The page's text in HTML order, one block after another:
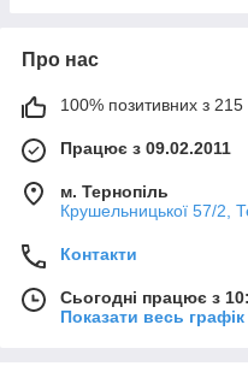
Про нас
100% позитивних з 215
Працює з 09.02.2011
м. Тернопіль
Крушельницької 57/2,
Контакти
Сьогодні працює з
Показати весь